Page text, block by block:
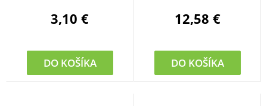
3,10 €
DO KOŠÍKA
12,58 €
DO KOŠÍKA